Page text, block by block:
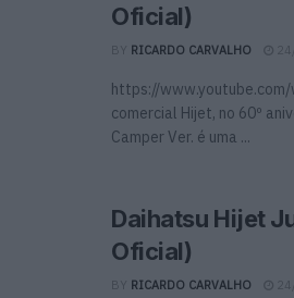
Oficial)
BY RICARDO CARVALHO
https://www.youtube.com/
comercial Hijet, no 60º
Camper Ver. é uma ...
Daihatsu Hijet
Oficial)
BY RICARDO CARVALHO